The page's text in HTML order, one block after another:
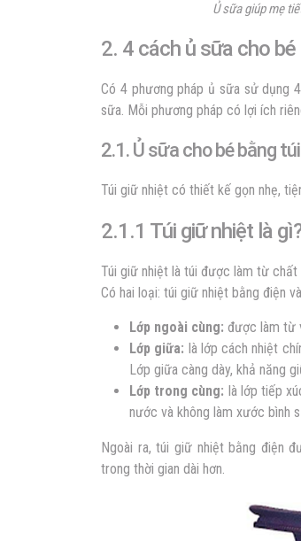
Ủ sữa giúp mẹ
2. 4 cách ủ sữa cho
Có 4 phương pháp ủ sữa sử dụng
sữa. Mỗi phương pháp có lợi ích
2.1. Ủ sữa cho bé bằng
Túi giữ nhiệt có thiết kế gọn nhẹ,
2.1.1 Túi giữ nhiệt là
Túi giữ nhiệt là túi được làm từ
Có hai loại: túi giữ nhiệt bằng điện
Lớp ngoài cùng: được làm từ
Lớp giữa: là lớp cách nhiệt
Lớp giữa càng dày, khả năng
Lớp trong cùng: là lớp tiếp
nước và không làm xước bình
Ngoài ra, túi giữ nhiệt bằng điện
trong thời gian dài hơn.